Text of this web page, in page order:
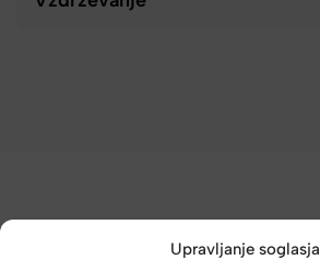
Upravljanje soglasja